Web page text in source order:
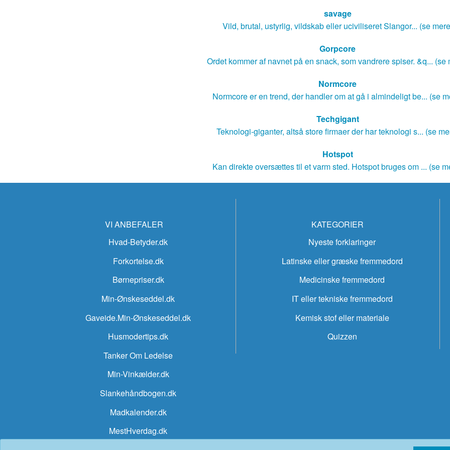
savage
Vild, brutal, ustyrlig, vildskab eller uciviliseret Slangor... (se
Gorpcore
Ordet kommer af navnet på en snack, som vandrere spiser. &q... (se
Normcore
Normcore er en trend, der handler om at gå i almindeligt be... (se
Techgigant
Teknologi-giganter, altså store firmaer der har teknologi s... (se
Hotspot
Kan direkte oversættes til et varm sted. Hotspot bruges om ... (se
VI ANBEFALER
Hvad-Betyder.dk
Forkortelse.dk
Børnepriser.dk
Min-Ønskeseddel.dk
Gaveide.Min-Ønskeseddel.dk
Husmodertips.dk
Tanker Om Ledelse
Min-Vinkælder.dk
Slankehåndbogen.dk
Madkalender.dk
MestHverdag.dk
KATEGORIER
Nyeste forklaringer
Latinske eller græske fremmedord
Medicinske fremmedord
IT eller tekniske fremmedord
Kemisk stof eller materiale
Quizzen